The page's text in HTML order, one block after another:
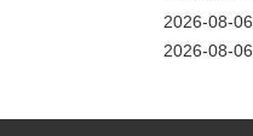
2026-08-06
2026-08-06